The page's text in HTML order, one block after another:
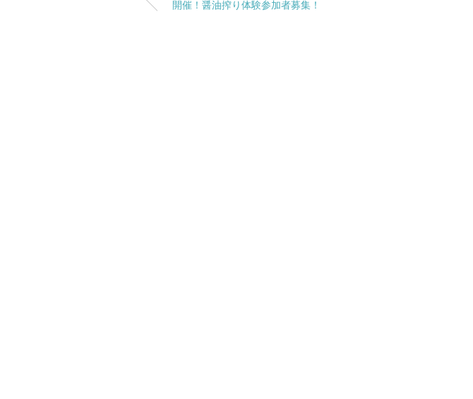
開催！醤油搾り体験参加者募集！